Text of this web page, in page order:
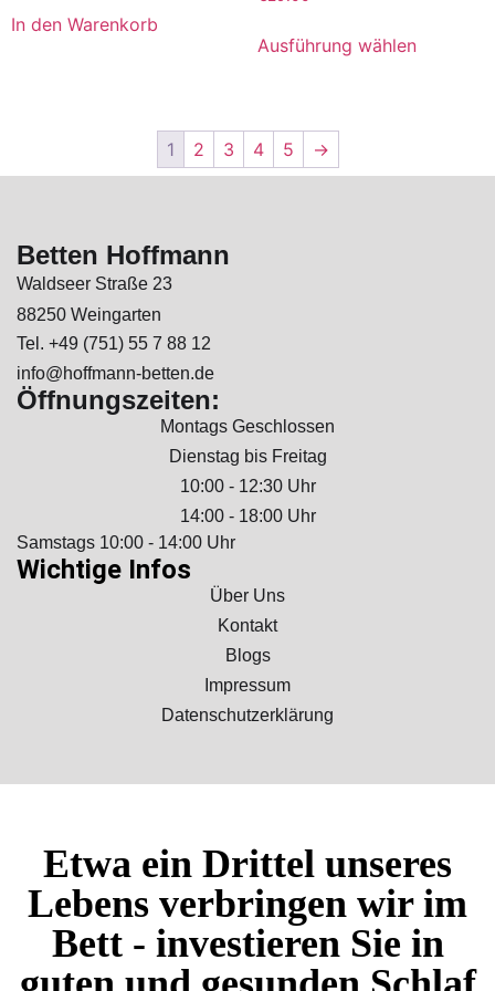
In den Warenkorb
Ausführung wählen
1 2 3 4 5 →
Betten Hoffmann
Waldseer Straße 23
88250 Weingarten
Tel. +49 (751) 55 7 88 12
info@hoffmann-betten.de
Öffnungszeiten:
Montags Geschlossen
Dienstag bis Freitag
10:00 - 12:30 Uhr
14:00 - 18:00 Uhr
Samstags 10:00 - 14:00 Uhr
Wichtige Infos
Über Uns
Kontakt
Blogs
Impressum
Datenschutzerklärung
Etwa ein Drittel unseres
Lebens verbringen wir im
Bett - investieren Sie in